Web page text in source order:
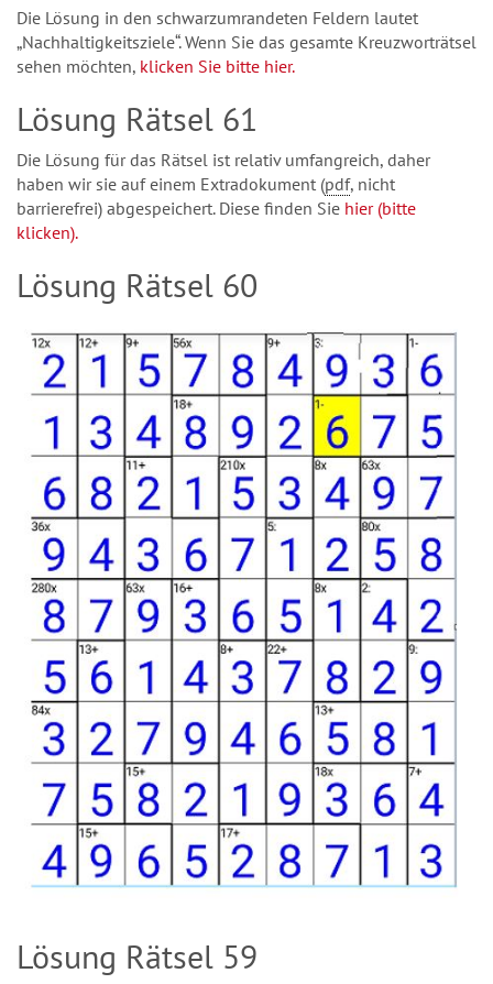
Die Lösung in den schwarzumrandeten Feldern lautet
„Nachhaltigkeitsziele“. Wenn Sie das gesamte Kreuzworträtsel
sehen möchten, klicken Sie bitte hier.
Lösung Rätsel 61
Die Lösung für das Rätsel ist relativ umfangreich, daher
haben wir sie auf einem Extradokument (pdf, nicht
barrierefrei) abgespeichert. Diese finden Sie hier (bitte
klicken).
Lösung Rätsel 60
Lösung Rätsel 59